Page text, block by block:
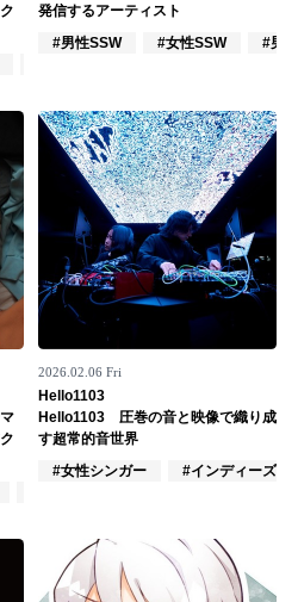
発信するアーティスト
#男性SSW
#女性SSW #男
2026.02.06 Fri
Hello1103
Hello1103 圧巻の音と映像で織り成
す超常的音世界
#女性シンガー
#インディーズ